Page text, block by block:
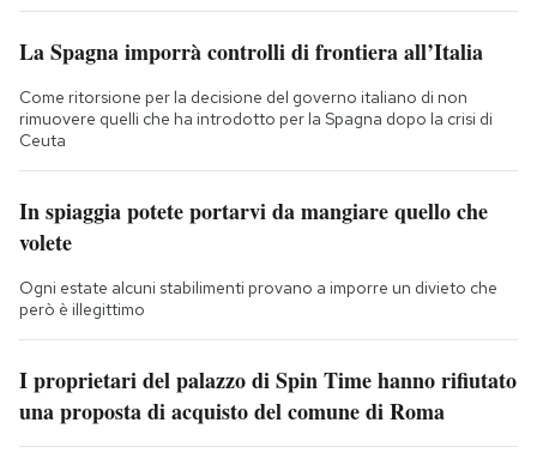
La Spagna imporrà controlli di frontiera all’Italia
Come ritorsione per la decisione del governo italiano di non
rimuovere quelli che ha introdotto per la Spagna dopo la crisi di
Ceuta
In spiaggia potete portarvi da mangiare quello che
volete
Ogni estate alcuni stabilimenti provano a imporre un divieto che
però è illegittimo
I proprietari del palazzo di Spin Time hanno rifiutato
una proposta di acquisto del comune di Roma